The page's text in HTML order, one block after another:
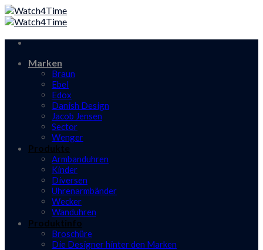
Skip
to
Marken
Braun
Ebel
Edox
Danish Design
Jacob Jensen
Sector
Wenger
Produkte
Armbanduhren
Kinder
Diversen
Uhrenarmbänder
Wecker
Wanduhren
Produktinfo
Broschüre
Die Designer hinter den Marken